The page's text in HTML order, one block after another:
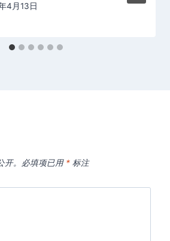
4月13日
。 必填项已用 * 标注